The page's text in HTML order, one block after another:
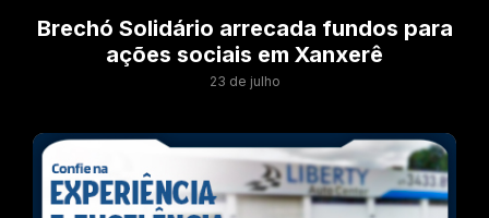
Brechó Solidário arrecada fundos para
ações sociais em Xanxerê
23 de julho